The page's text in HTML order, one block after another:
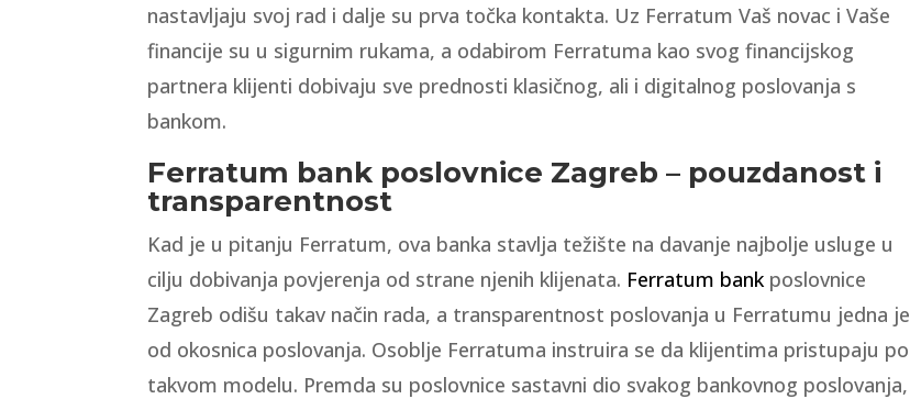
nastavljaju svoj rad i dalje su prva točka kontakta. Uz Ferratum Vaš novac i Vaše
financije su u sigurnim rukama, a odabirom Ferratuma kao svog financijskog
partnera klijenti dobivaju sve prednosti klasičnog, ali i digitalnog poslovanja s
bankom.
Ferratum bank poslovnice Zagreb – pouzdanost i
transparentnost
Kad je u pitanju Ferratum, ova banka stavlja težište na davanje najbolje usluge u
cilju dobivanja povjerenja od strane njenih klijenata. Ferratum bankposlovnice
Zagreb odišu takav način rada, a transparentnost poslovanja u Ferratumu jedna je
od okosnica poslovanja. Osoblje Ferratuma instruira se da klijentima pristupaju po
takvom modelu. Premda su poslovnice sastavni dio svakog bankovnog poslovanja,